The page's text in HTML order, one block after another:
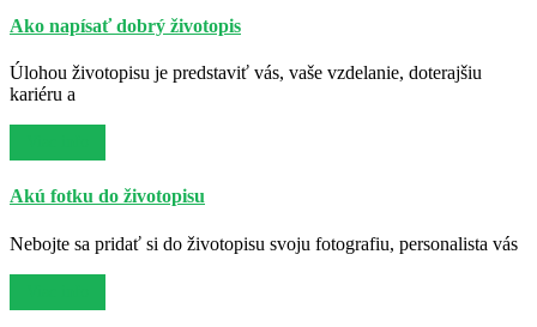
Ako napísať dobrý životopis
Úlohou životopisu je predstaviť vás, vaše vzdelanie, doterajšiu
kariéru a
Akú fotku do životopisu
Nebojte sa pridať si do životopisu svoju fotografiu, personalista vás